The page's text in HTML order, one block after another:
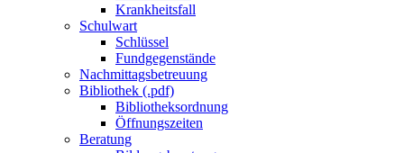
Krankheitsfall
Schulwart
Schlüssel
Fundgegenstände
Nachmittagsbetreuung
Bibliothek (.pdf)
Bibliotheksordnung
Öffnungszeiten
Beratung